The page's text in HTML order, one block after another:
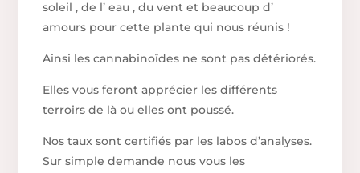
soleil , de l’ eau , du vent et beaucoup d’
amours pour cette plante qui nous réunis !
Ainsi les cannabinoïdes ne sont pas détériorés.
Elles vous feront apprécier les différents
terroirs de là ou elles ont poussé.
Nos taux sont certifiés par les labos d’analyses.
Sur simple demande nous vous les